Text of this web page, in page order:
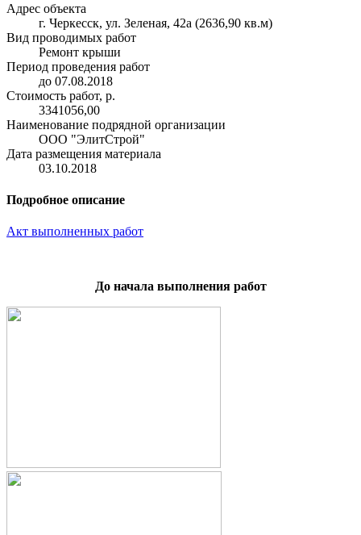
Адрес объекта
г. Черкесск, ул. Зеленая, 42а (2636,90 кв.м)
Вид проводимых работ
Ремонт крыши
Период проведения работ
до 07.08.2018
Стоимость работ, р.
3341056,00
Наименование подрядной организации
ООО "ЭлитСтрой"
Дата размещения материала
03.10.2018
Подробное описание
Акт выполненных работ
До начала выполнения работ